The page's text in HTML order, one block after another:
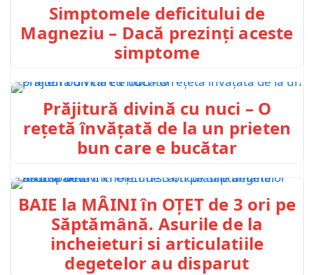
Simptomele deficitului de
Magneziu – Dacă prezinți aceste
simptome
Prăjitură divină cu nuci – O
rețetă învățată de la un prieten
bun care e bucătar
BAIE la MÂINI în OȚET de 3 ori pe
Săptămână. Asurile de la
incheieturi si articulatiile
degetelor au disparut